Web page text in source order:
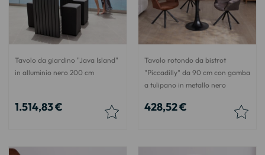
Tavolo da giardino "Java Island"
in alluminio nero 200 cm
1.514,83 €
Tavolo rotondo da bistrot
"Piccadilly" da 90 cm con gamba
a tulipano in metallo nero
428,52 €